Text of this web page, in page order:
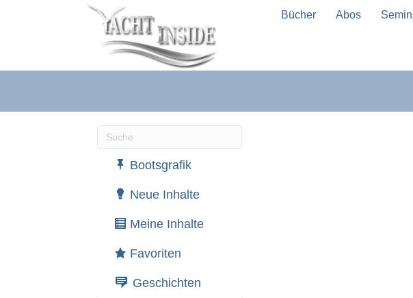
Bücher Abos
Wenn die Ergebnisse der automatischen
Bootsgrafik
Neue Inhalte
Meine Inhalte
Favoriten
Geschichten